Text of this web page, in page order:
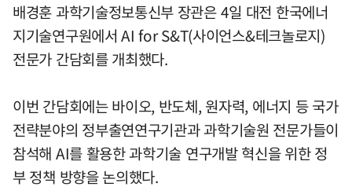
배경훈 과학기술정보통신부 장관은 4일 대전 한국에너
지기술연구원에서 AI for S&T(사이언스&테크놀로지)
전문가 간담회를 개최했다.
이번 간담회에는 바이오, 반도체, 원자력, 에너지 등 국가
전략분야의 정부출연연구기관과 과학기술원 전문가들이
참석해 AI를 활용한 과학기술 연구개발 혁신을 위한 정
부 정책 방향을 논의했다.